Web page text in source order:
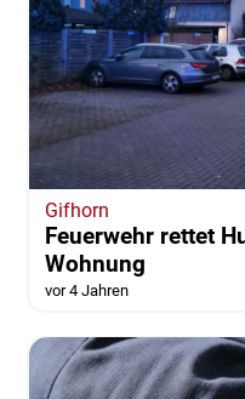
Gifhorn
Feuerwehr rettet
Wohnung
vor 4 Jahren